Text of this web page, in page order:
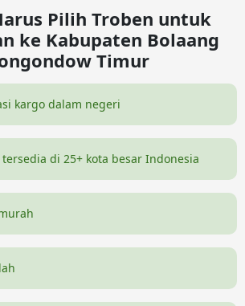
Pilih Troben untuk
ke Kabupaten Bolaang
Timur
kargo dalam negeri
di 25+ kota besar Indonesia